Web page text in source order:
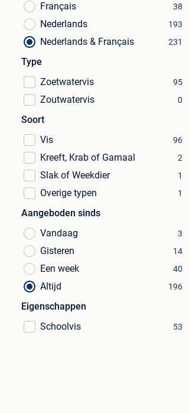
Français
38
Nederlands 193
Nederlands & Français 231
Type
Zoetwatervis
95
Zoutwatervis 0
Soort
Vis
96
Kreeft, Krab of Garnaal 2
Slak of Weekdier 1
Overige typen 1
Aangeboden sinds
Vandaag
3
Gisteren 14
Een week 40
Altijd 196
Eigenschappen
Schoolvis
53